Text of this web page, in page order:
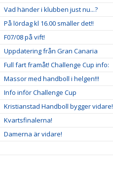
Vad händer i klubben just nu...?
På lördag kl 16.00 smäller det!!
F07/08 på vift!
Uppdatering från Gran Canaria
Full fart framåt! Challenge Cup info:
Massor med handboll i helgen!!!
Info inför Challenge Cup
Kristianstad Handboll bygger vidare!
Kvartsfinalerna!
Damerna är vidare!